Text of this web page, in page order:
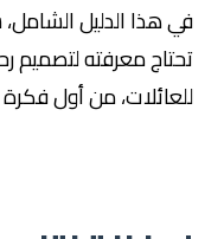
في هذا الدليل
تحتاج معرفته لتصميم
للعائلات، من أول فكرة